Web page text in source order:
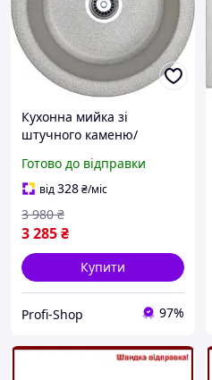
Кухонна мийка зі
штучного каменю/
кругла FINE Adamant
Terra Сіро-бежева
(30150470190)
Готово до відправки
від328₴/міс
3 285₴
3 980 ₴
Купити
Profi-Shop 97%